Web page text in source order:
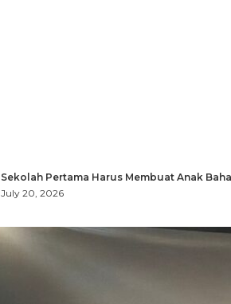
Sekolah Pertama Harus Membuat Anak
July 20, 2026